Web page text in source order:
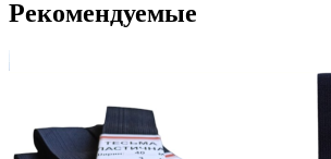
Рекомендуемые